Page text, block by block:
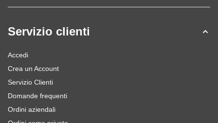
Servizio clienti
Accedi
Crea un Account
Servizio Clienti
Domande frequenti
Ordini aziendali